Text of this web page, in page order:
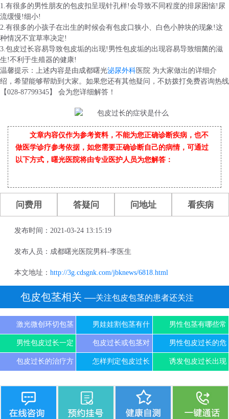
1.有很多的男性朋友的包皮扣呈现针孔样!会导致不同程度的排尿困恼!尿
流缓慢!细小!
2.有很多的小孩子在出生的时候会有包皮口狭小、白色小肿块的现象!这
种情况不宜草率决定!
3.包皮过长容易导致包皮垢的出现!男性包皮垢的出现容易导致细菌的滋
生!不利于生殖器的健康!
温馨提示：上述内容是由成都曙光泌尿外科 医院 为大家做出的详细介
绍，希望能够帮助到大家。如果您还有其他疑问，不妨拨打免费咨询热线
【028-87799345】 会为您详细解答！
文章内容仅作为参考资料，不能为您正确诊断疾病，也不
做医学诊疗参考依据，如您需要正确诊断自己的病情，可通过
以下方式，曙光医院将由专业医护人员为您解答：
问费用 答疑问 问地址 看疾病
发布时间：2021-03-24 13:15:19
发布人员：成都曙光医院男科-李医生
本文地址： http://3g.cdsgnk.com/jbknews/6818.html
包皮包茎相关 ──关注包皮包茎的患者还关注
激光微创环切包茎 男娃娃割包茎有什 男性包茎有哪些常
男性包皮过长一定 包皮过长或包茎对 男性包皮过长的危
包皮过长的治疗方 怎样判定包皮过长 诱发包皮过长出现